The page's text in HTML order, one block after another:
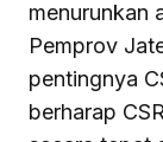
menurunkan
Pemprov
pentingnya
berharap